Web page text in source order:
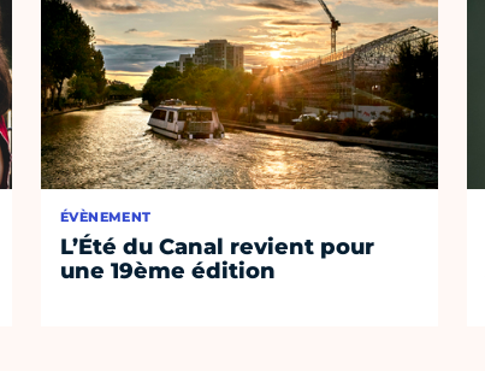
ÉVÈNEMENT
L’Été du Canal revient pour
une 19ème édition